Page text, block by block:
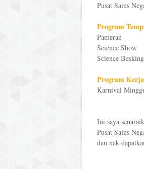
Pusat Sains
Program
Pameran
Science Show
Science Busking
Program
Karnival
Ini saya
Pusat Sains
dan nak